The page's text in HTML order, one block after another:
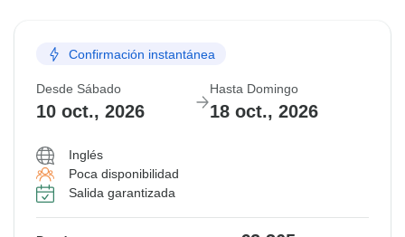
Confirmación instantánea
Desde Sábado
10 oct., 2026
Hasta Domingo
18 oct., 2026
Inglés
Poca disponibilidad
Salida garantizada